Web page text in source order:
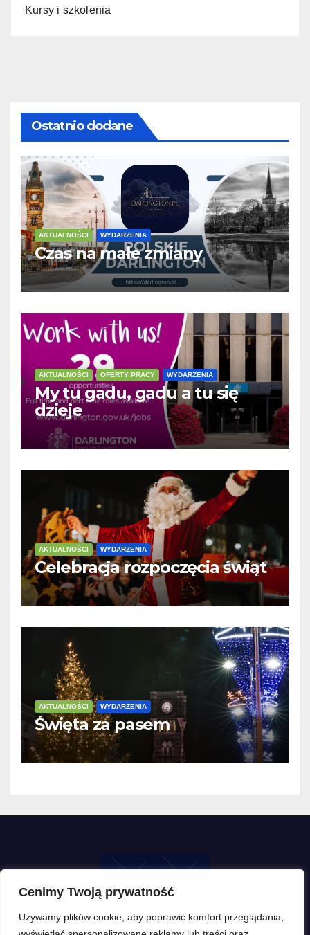
Cenimy Twoją prywatność
Używamy plików cookie, aby poprawić komfort przeglądania,
Kursy i szkolenia
Ostatnio dodane
AKTUALNOŚCI WYDARZENIA
Czas na małe zmiany
AKTUALNOŚCI OFERTY PRACY WYDARZENIA
My tu gadu, gadu a tu się
dzieje
AKTUALNOŚCI WYDARZENIA
Celebracja rozpoczęcia świąt
AKTUALNOŚCI WYDARZENIA
Święta za pasem